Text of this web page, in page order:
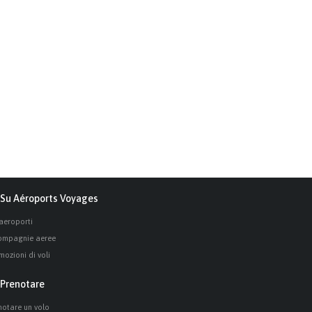
Su Aéroports Voyages
aeree
di voli
Prenotare
un volo